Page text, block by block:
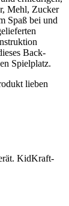
Mehl, Zucker
Spaß bei und
Back-
Spielplatz.
lieben
KidKraft-